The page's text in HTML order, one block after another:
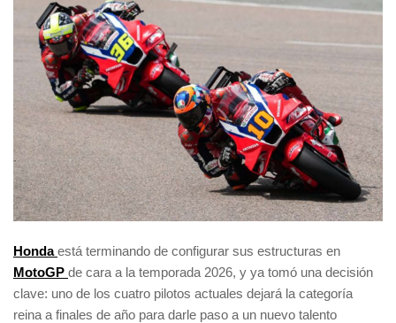
Honda está terminando de configurar sus estructuras en
MotoGP de cara a la temporada 2026, y ya tomó una decisión
clave: uno de los cuatro pilotos actuales dejará la categoría
reina a finales de año para darle paso a un nuevo talento